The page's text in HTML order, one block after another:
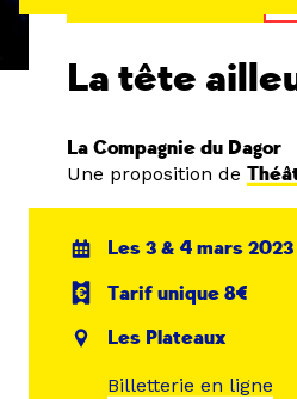
La tête
La Compagnie du Dagor
Une proposition de
Les 3 & 4 mars 2023
Tarif unique 8€
Les Plateaux
Billetterie en ligne